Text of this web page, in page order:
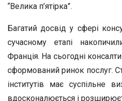
“Велика п’ятірка”.
Багатий досвід у сфері
сучасному етапі
Франція. На сьогодні
сформований ринок послуг.
інститутів має суспільне
вдосконалюється і